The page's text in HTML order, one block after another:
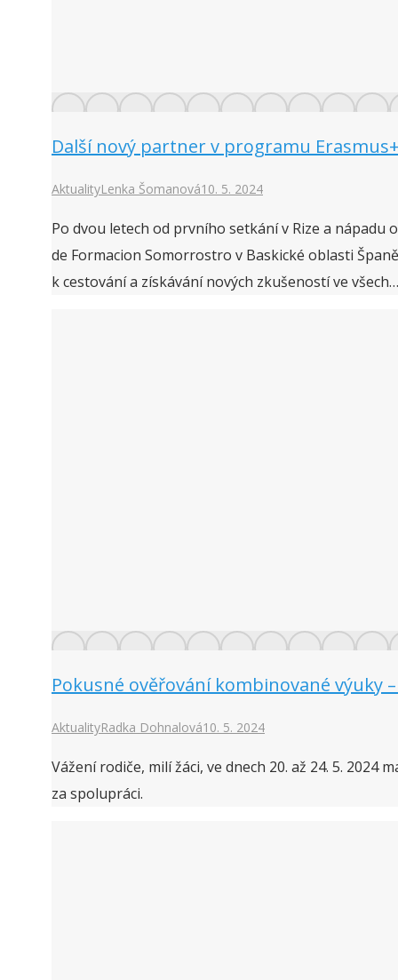
Další nový partner v programu
AktualityLenka Šomanová10. 5. 2024
Po dvou letech od prvního setkání v Rize a
de Formacion Somorrostro v Baskické oblasti
k cestování a získávání nových zkušeností ve všech…
Pokusné ověřování kombinované výuky –
AktualityRadka Dohnalová10. 5. 2024
Vážení rodiče, milí žáci, ve dnech 20. až 24. 5.
za spolupráci.